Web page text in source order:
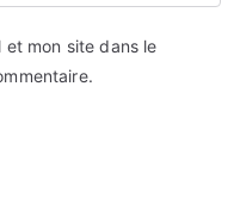
et mon site dans le